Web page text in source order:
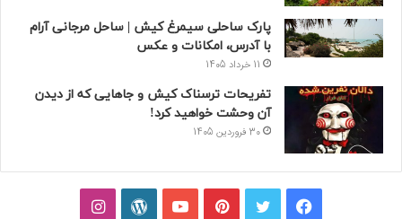
پارک ساحلی سیمرغ کیش | ساحل مرجانی آرام
با آدرس، امکانات و عکس
11 خرداد 1405
تفریحات ترسناک کیش و جاهایی که از دیدن
آن وحشت خواهید کرد!
30 فروردین 1405
فیسبوکتوییترپینتریستیوتیوبوردپرساینستاگرام